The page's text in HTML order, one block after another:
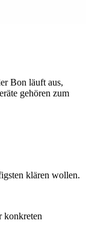
Bon läuft aus,
gehören zum
klären wollen.
konkreten